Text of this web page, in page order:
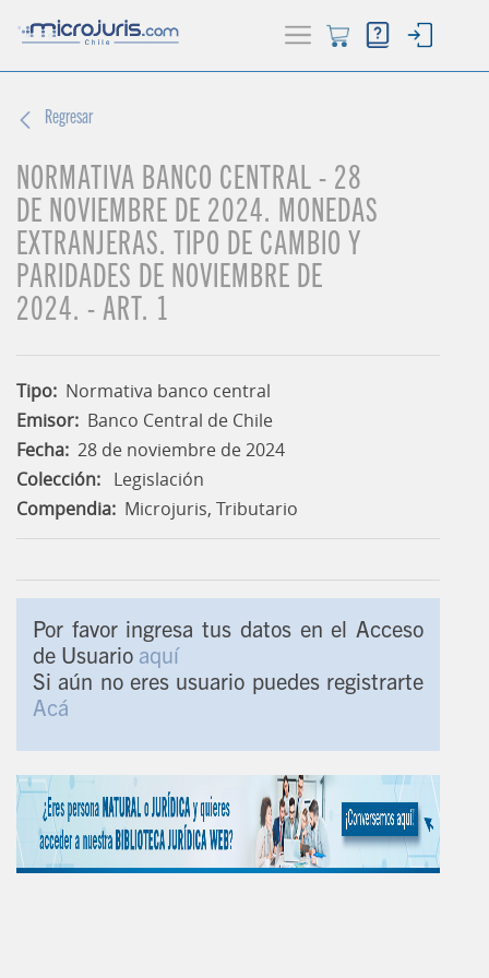
ACTUALIDAD
BUSCADOR
HERRAMIENTAS
Regresar
NORMATIVA BANCO CENTRAL - 28
DE NOVIEMBRE DE 2024. MONEDAS
EXTRANJERAS. TIPO DE CAMBIO Y
PARIDADES DE NOVIEMBRE DE
2024. - ART. 1
Tipo: Normativa banco central
Emisor: Banco Central de Chile
Fecha: 28 de noviembre de 2024
Colección: Legislación
Compendia: Microjuris, Tributario
Por favor ingresa tus datos en el Acceso
de Usuario aquí
Si aún no eres usuario puedes registrarte
Acá